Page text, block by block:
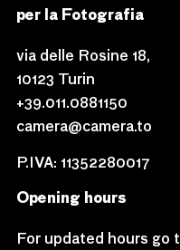
per la Fotografia
via delle Rosine 18,
10123 Turin
+39.011.0881150
camera@camera.to
P.IVA: 11352280017
Opening hours
For updated hours go